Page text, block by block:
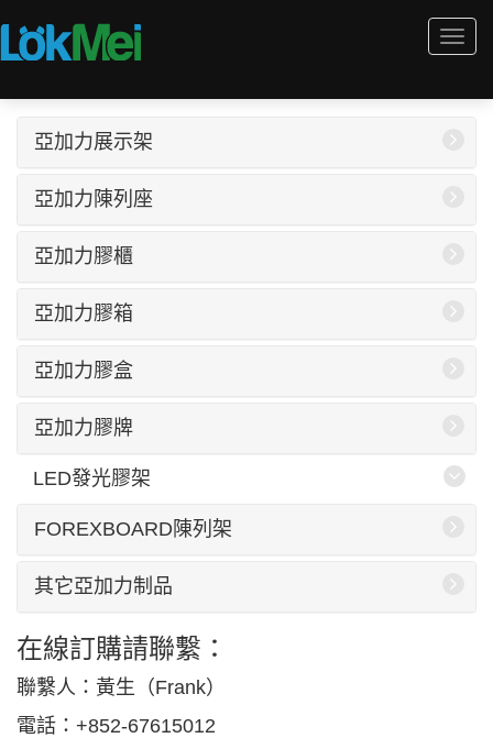
亞加力展示架
亞加力陳列座
亞加力膠櫃
亞加力膠箱
亞加力膠盒
亞加力膠牌
LED發光膠架
FOREXBOARD陳列架
其它亞加力制品
在線訂購請聯繫：
聯繫人：黃生（Frank）
電話：+852-67615012